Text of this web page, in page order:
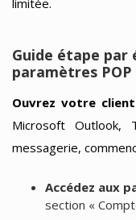
Guide étape
paramètres POP
Ouvrez votre
Microsoft Outlook,
messagerie,
Accédez aux
section «